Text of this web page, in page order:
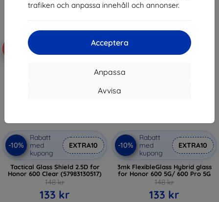
trafiken och anpassa innehåll och annonser.
Acceptera
Anpassa
Avvisa
-10%
Rabatt
med
kupong
EXTRA10
Tactical Glass Shield 2.5D for
Honor 600 Clear (57983130517)
148 kr
133 kr
-10%
-10%
Rabatt
med
kupong
EXTRA10
3mk FlexibleGlass Hybrid glass
for Honor 600 5G/ 600 Pro 5G
148 kr
133 kr